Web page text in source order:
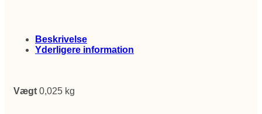
Beskrivelse
Yderligere information
Vægt 0,025 kg